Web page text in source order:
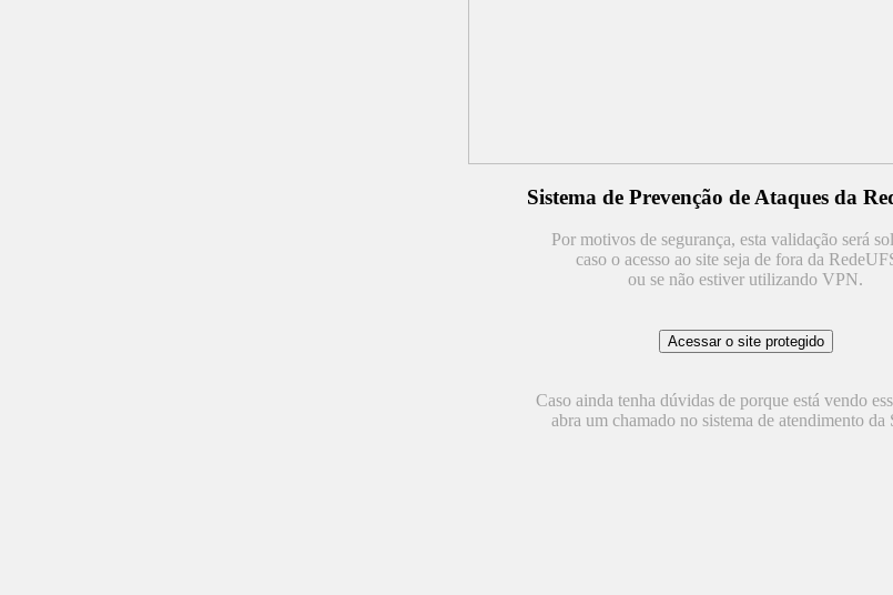
Sistema de Prevenção de Ataques da
Por motivos de segurança, esta validação será
caso o acesso ao site seja de fora da
ou se não estiver utilizando VPN.
Caso ainda tenha dúvidas de porque está vendo
abra um chamado no sistema de atendimento da